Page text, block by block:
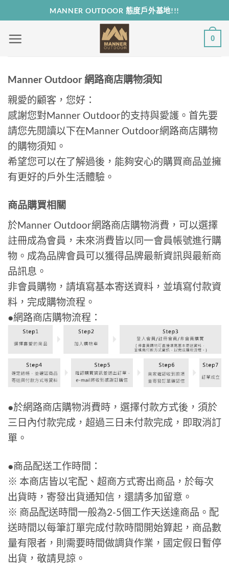
to
content
MANNER OUTDOOR 態度戶外基地!!!
0
Manner Outdoor 網路商店購物須知
親愛的顧客，您好：
感謝您對Manner Outdoor的支持與愛護。首先要
請您先閱讀以下在Manner Outdoor網路商店購物
的購物須知。
希望您可以在了解過後，能夠安心的購買商品並擁
有更好的戶外生活體驗。
商品購買相關
於Manner Outdoor網路商店購物消費，可以選擇
註冊成為會員，未來消費皆以同一會員帳號進行購
物。成為品牌會員可以獲得品牌最新資訊與最新商
品訊息。
非會員購物，請填寫基本寄送資料，並填寫付款資
料，完成購物流程。
●網路商店購物流程：
●於網路商店購物消費時，選擇付款方式後，須於
三日內付款完成，超過三日未付款完成，即取消訂
單。
●商品配送工作時間：
※ 本商店皆以宅配、超商方式寄出商品，於每次
出貨時，寄發出貨通知信，還請多加留意。
※ 商品配送時間一般為2-5個工作天送達商品。配
送時間以每筆訂單完成付款時間開始算起，商品數
量有限者，則需要時間做調貨作業，國定假日暫停
出貨，敬請見諒。